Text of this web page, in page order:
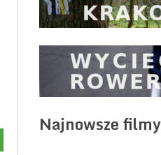
Najnowsze filmy